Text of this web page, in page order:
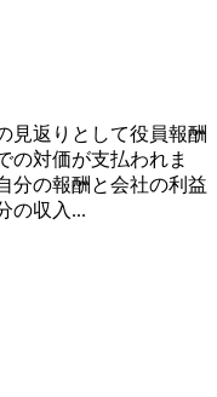
見返りとして役員報酬
の対価が支払われま
分の報酬と会社の利益
の収入...